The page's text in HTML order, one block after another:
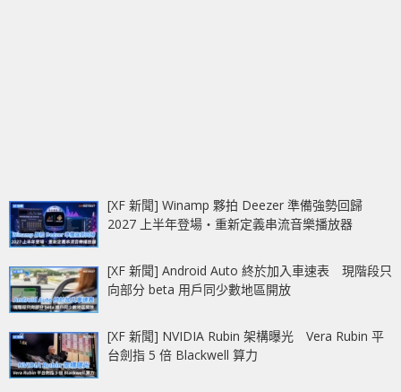
[XF 新聞] Winamp 夥拍 Deezer 準備強勢回歸
2027 上半年登場‧重新定義串流音樂播放器
[XF 新聞] Android Auto 終於加入車速表 現階段只
向部分 beta 用戶同少數地區開放
[XF 新聞] NVIDIA Rubin 架構曝光 Vera Rubin 平
台劍指 5 倍 Blackwell 算力